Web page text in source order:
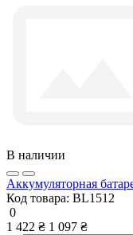
В наличии
Аккумуляторная
Код товара: BL1512
0
1 422 ₴ 1 097 ₴